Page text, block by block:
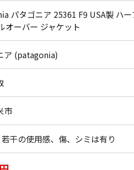
パタゴニア 25361 F9 USA製 ハー
オーバー ジャケット
ア (patagonia)
市
干の使用感、傷、シミは有り